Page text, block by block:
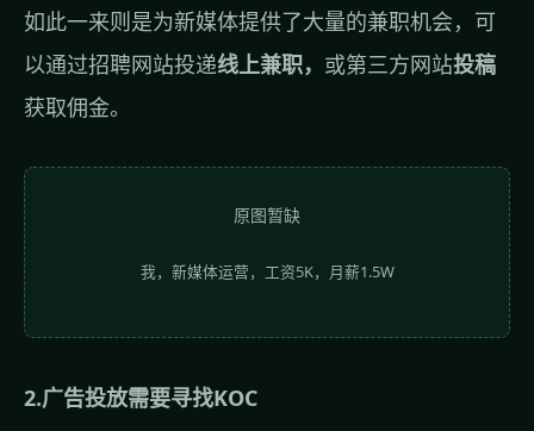
如此一来则是为新媒体提供了大量的兼职机会，可
以通过招聘网站投递线上兼职， 或第三方网站投稿
获取佣金。
原图暂缺
我，新媒体运营，工资5K，月薪1.5W
2.广告投放需要寻找KOC